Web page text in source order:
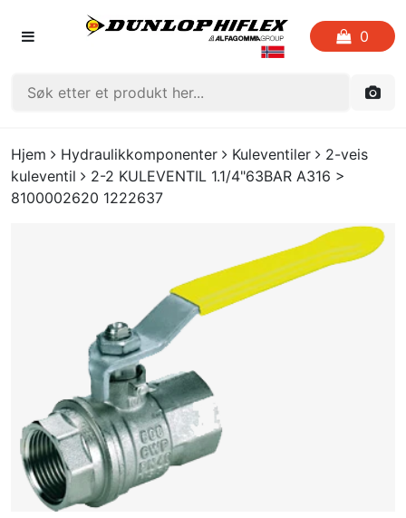
0
FORSIDEN
LISTE OVER FAVORITTER
UTGÅENDE VARE
LOGG INN
OPPRETTE PROFIL
Hjem Hydraulikkomponenter Kuleventiler
2-veis
kuleventil
2-2 KULEVENTIL 1.1/4"63BAR A316 >
8100002620 1222637